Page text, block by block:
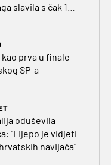
slavila s čak 12
prva u finale
SP-a
oduševila
"Lijepo je vidjeti
navijača"